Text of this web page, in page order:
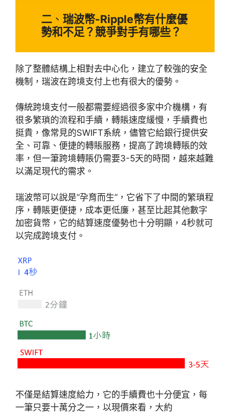
二 、 瑞波幣-Ripple幣有什麼優
勢和不足？競爭對手有哪些？
除了整體結構上相對去中心化，建立了較強的安全
機制，瑞波在跨境支付上也有很大的優勢。
傳統跨境支付一般都需要經過很多家中介機構，有
很多繁瑣的流程和手續，轉賬速度緩慢，手續費也
挺貴，像常見的SWIFT系統，儘管它給銀行提供安
全、可靠、便捷的轉賬服務，提高了跨境轉賬的效
率，但一筆跨境轉賬仍需要3-5天的時間，越來越難
以滿足現代的需求。
瑞波幣可以說是“孕育而生”，它省下了中間的繁瑣程
序，轉賬更便捷，成本更低廉，甚至比起其他數字
加密貨幣，它的結算速度優勢也十分明顯，4秒就可
以完成跨境支付。
不僅是結算速度給力，它的手續費也十分便宜，每
一筆只要十萬分之一，以現價來看，大約